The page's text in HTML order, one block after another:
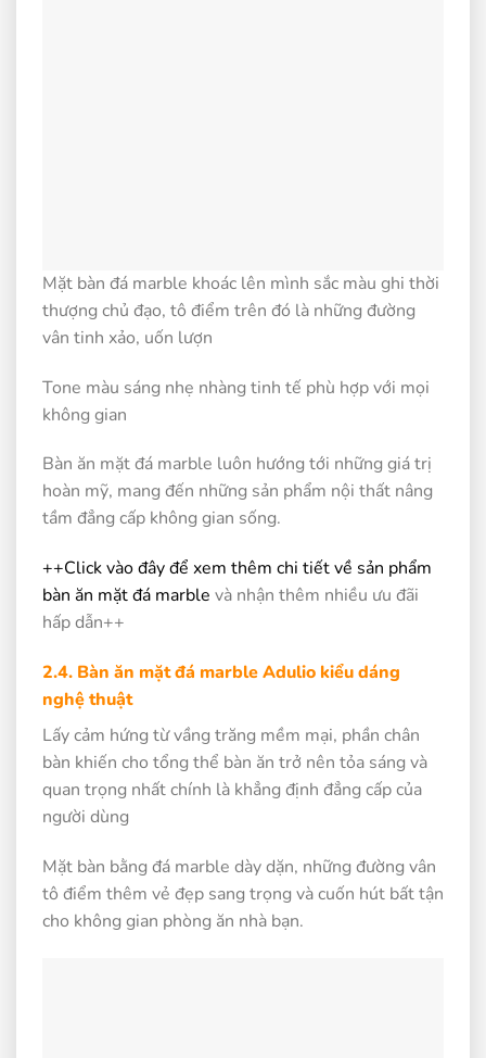
Mặt bàn đá marble khoác lên mình sắc màu ghi thời
thượng chủ đạo, tô điểm trên đó là những đường
vân tinh xảo, uốn lượn
Tone màu sáng nhẹ nhàng tinh tế phù hợp với mọi
không gian
Bàn ăn mặt đá marble luôn hướng tới những giá trị
hoàn mỹ, mang đến những sản phẩm nội thất nâng
tầm đẳng cấp không gian sống.
++Click vào đây để xem thêm chi tiết về sản phẩm
bàn ăn mặt đá marble và nhận thêm nhiều ưu đãi
hấp dẫn++
2.4. Bàn ăn mặt đá marble Adulio kiểu dáng
nghệ thuật
Lấy cảm hứng từ vầng trăng mềm mại, phần chân
bàn khiến cho tổng thể bàn ăn trở nên tỏa sáng và
quan trọng nhất chính là khẳng định đẳng cấp của
người dùng
Mặt bàn bằng đá marble dày dặn, những đường vân
tô điểm thêm vẻ đẹp sang trọng và cuốn hút bất tận
cho không gian phòng ăn nhà bạn.